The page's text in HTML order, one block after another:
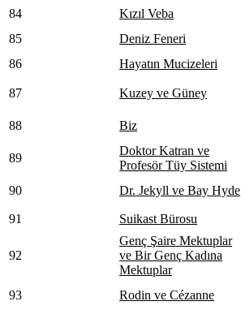
84 Kızıl Veba
85
Deniz Feneri
86
Hayatın Mucizeleri
87 Kuzey ve Güney
88 Biz
89
Doktor Katran ve
Profesör Tüy Sistemi
90 Dr. Jekyll ve Bay Hyde
91 Suikast Bürosu
92
Genç Şaire Mektuplar
ve Bir Genç Kadına
Mektuplar
93 Rodin ve Cézanne